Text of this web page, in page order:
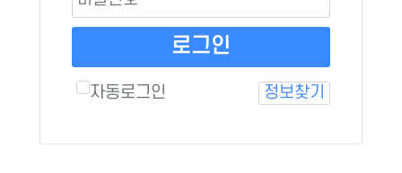
로그인
자동로그인 정보찾기